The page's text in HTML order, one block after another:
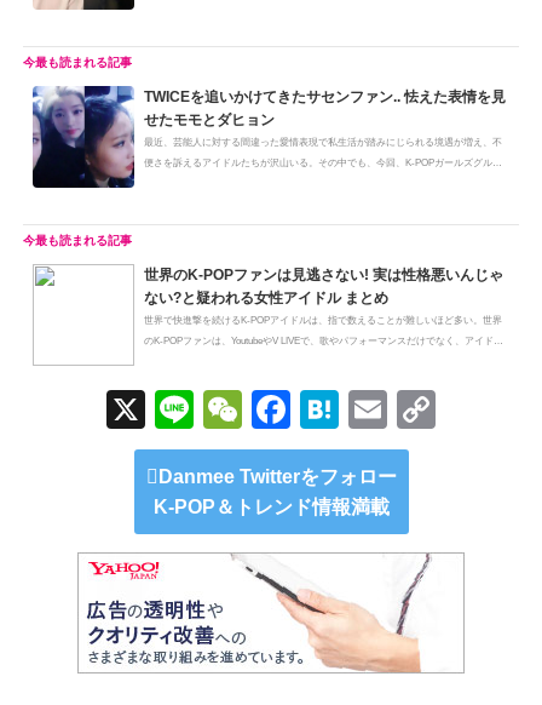
TWICEを追いかけてきたサセンファン.. 怯えた表情を見
せたモモとダヒョン
最近、芸能人に対する間違った愛情表現で私生活が踏みにじられる境遇が増え、不
便さを訴えるアイドルたちが沢山いる。その中でも、今回、K-POPガールズグル
世界のK-POPファンは見逃さない! 実は性格悪いんじゃ
ない?と疑われる女性アイドル まとめ
世界で快進撃を続けるK-POPアイドルは、指で数えることが難しいほど多い。世界
のK-POPファンは、YoutubeやV LIVEで、歌やパフォーマンスだけでなく、アイド
X
Li
n
e
W
e
C
h
at
F
a
c
e
b
o
o
k
H
at
e
n
a
E
m
ail
Li
Danmee Twitterをフォロー
K-POP＆トレンド情報満載